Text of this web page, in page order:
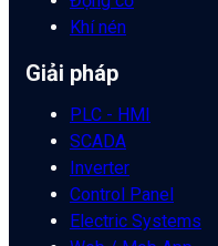
Khí nén
Giải pháp
PLC - HMI
SCADA
Inverter
Control Panel
Electric Systems